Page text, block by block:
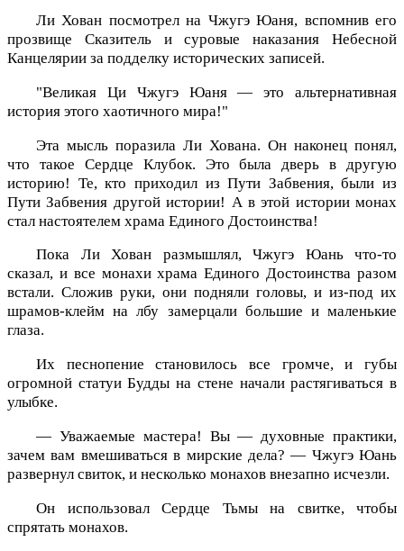
Ли Хован посмотрел на Чжугэ Юаня, вспомнив его
прозвище Сказитель и суровые наказания Небесной
Канцелярии за подделку исторических записей.
"Великая Ци Чжугэ Юаня — это альтернативная
история этого хаотичного мира!"
Эта мысль поразила Ли Хована. Он наконец понял,
что такое Сердце Клубок. Это была дверь в другую
историю! Те, кто приходил из Пути Забвения, были из
Пути Забвения другой истории! А в этой истории монах
стал настоятелем храма Единого Достоинства!
Пока Ли Хован размышлял, Чжугэ Юань что-то
сказал, и все монахи храма Единого Достоинства разом
встали. Сложив руки, они подняли головы, и из-под их
шрамов-клейм на лбу замерцали большие и маленькие
глаза.
Их песнопение становилось все громче, и губы
огромной статуи Будды на стене начали растягиваться в
улыбке.
— Уважаемые мастера! Вы — духовные практики,
зачем вам вмешиваться в мирские дела? — Чжугэ Юань
развернул свиток, и несколько монахов внезапно исчезли.
Он использовал Сердце Тьмы на свитке, чтобы
спрятать монахов.